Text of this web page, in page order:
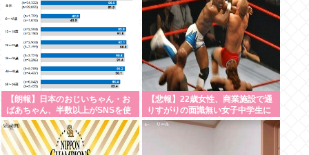
【朗報】日本のおじいちゃん・お
ばあちゃん、半数以上がSNSを使
いこなしていたwww
【悲報】22歳女性、商業施設で通
りすがりの面識無い女子中学生に
ラリアットして逮捕される